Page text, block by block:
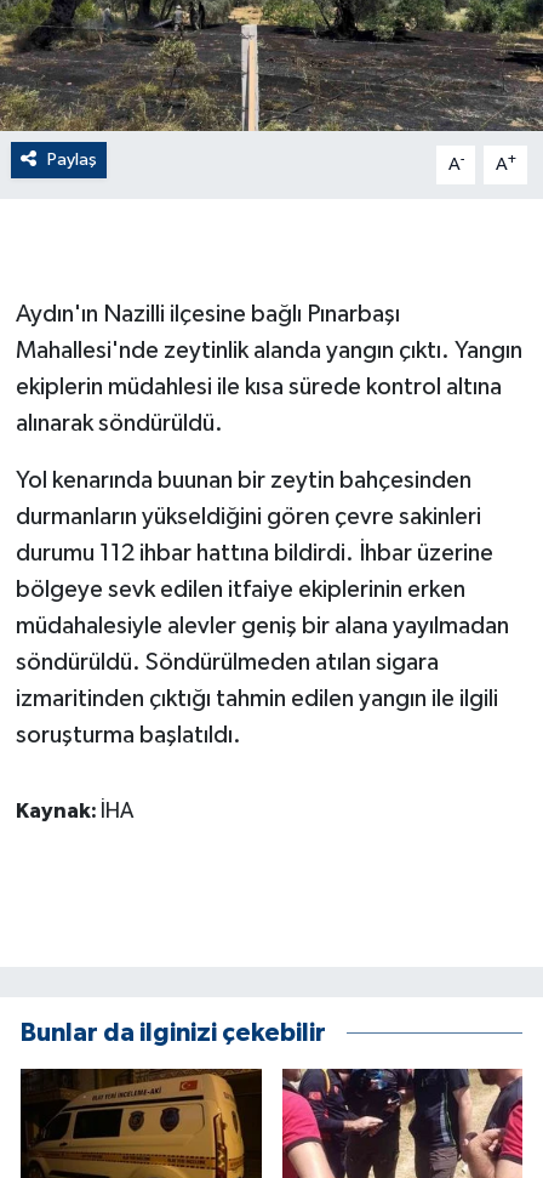
Paylaş A- A+
Aydın'ın Nazilli ilçesine bağlı Pınarbaşı
Mahallesi'nde zeytinlik alanda yangın çıktı. Yangın
ekiplerin müdahlesi ile kısa sürede kontrol altına
alınarak söndürüldü.
Yol kenarında buunan bir zeytin bahçesinden
durmanların yükseldiğini gören çevre sakinleri
durumu 112 ihbar hattına bildirdi. İhbar üzerine
bölgeye sevk edilen itfaiye ekiplerinin erken
müdahalesiyle alevler geniş bir alana yayılmadan
söndürüldü. Söndürülmeden atılan sigara
izmaritinden çıktığı tahmin edilen yangın ile ilgili
soruşturma başlatıldı.
Kaynak: İHA
Bunlar da ilginizi çekebilir
EĞİTİM
EKONOMİ
English News
Gayrimenkul
GENEL
Güvenlik
HABERDE İNSAN
İNSAN
İş Dünyası
POLİTİKA
Sağlık